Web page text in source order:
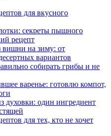
для вкусного
секреты пышного
рецепт
вишни на зиму: от
вариантов
собирать грибы и не
варенье: готовлю компот,
духовки: один ингредиент
для тех, кто не хочет